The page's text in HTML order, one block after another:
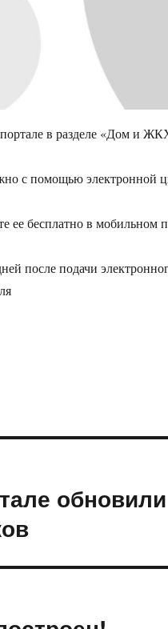
в разделе «Дом и
с помощью электронной
ее бесплатно в мобильном
после подачи